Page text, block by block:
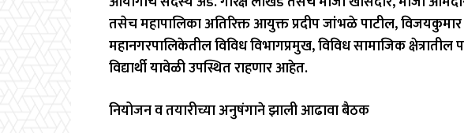
तसेच महापालिका अतिरिक्त आयुक्त प्रदीप जांभळे पाटील,
महानगरपालिकेतील विविध विभागप्रमुख, विविध सामाजिक क्षेत्रातील
विद्यार्थी यावेळी उपस्थित राहणार आहेत.
नियोजन व तयारीच्या अनुषंगाने झाली आढावा बैठक